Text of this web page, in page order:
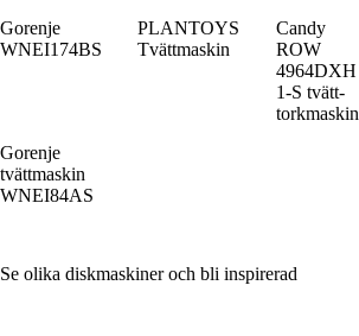
Gorenje
WNEI174BS
PLANTOYS
Tvättmaskin
Candy
ROW
4964DXH
1-S tvätt-
torkmaskin
Gorenje
tvättmaskin
WNEI84AS
Se olika diskmaskiner och bli inspirerad